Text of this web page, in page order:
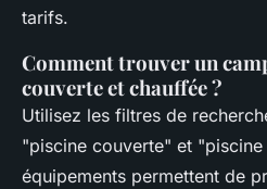
tarifs.
Comment trouver un
couverte et chauffée ?
Utilisez les filtres de
"piscine couverte" et
équipements permettent de